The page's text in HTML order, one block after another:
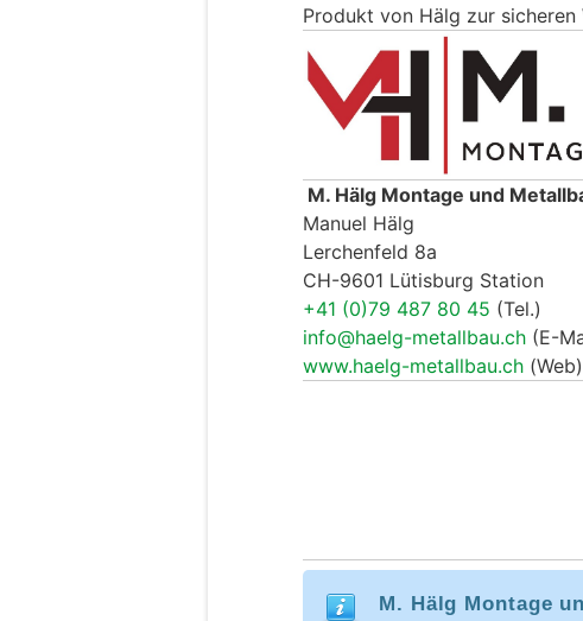
Produkt von Hälg zur sicheren
M. Hälg Montage und
Manuel Hälg
Lerchenfeld 8a
CH-9601 Lütisburg Station
+41 (0)79 487 80 45 (Tel.)
info@haelg-metallbau.ch (E-
www.haelg-metallbau.ch (Web)
M. Hälg Montage